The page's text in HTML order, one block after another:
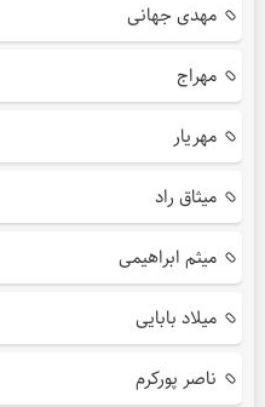
مهدی جهانی
مهراج
مهریار
میثاق راد
میثم ابراهیمی
میلاد بابایی
ناصر پورکرم